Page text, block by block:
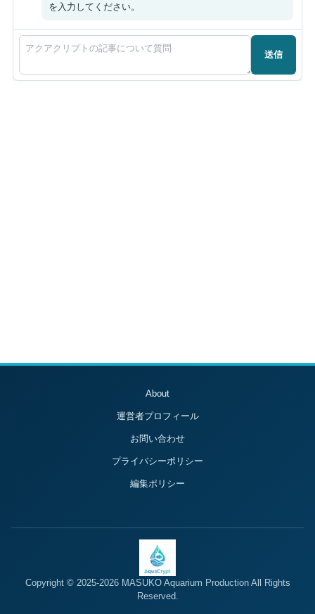
を入力してください。
送信
About
運営者プロフィール
お問い合わせ
プライバシーポリシー
編集ポリシー
Copyright © 2025-2026 MASUKO Aquarium Production All Rights
Reserved.